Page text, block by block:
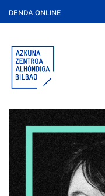
DENDA ONLINE